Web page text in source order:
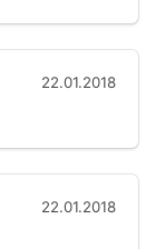
22.01.2018
22.01.2018